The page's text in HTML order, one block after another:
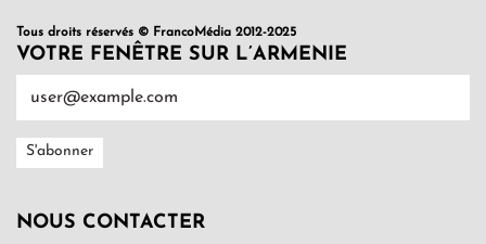
Tous droits réservés © FrancoMédia 2012-2025
VOTRE FENÊTRE SUR L’ARMENIE
NOUS CONTACTER